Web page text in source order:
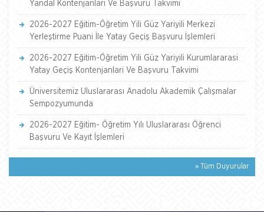
Yandal Kontenjanlari Ve Başvuru Takvimi
2026-2027 Eğitim-Öğretim Yili Güz Yariyili Merkezi
Yerleştirme Puani İle Yatay Geçiş Başvuru İşlemleri
2026-2027 Eğitim-Öğretim Yili Güz Yariyili Kurumlararasi
Yatay Geçiş Kontenjanlari Ve Başvuru Takvimi
Üniversitemiz Uluslararası Anadolu Akademik Çalışmalar
Sempozyumunda
2026-2027 Eğitim- Öğretim Yılı Uluslararası Öğrenci
Başvuru Ve Kayıt İşlemleri
» Tüm Duyurular